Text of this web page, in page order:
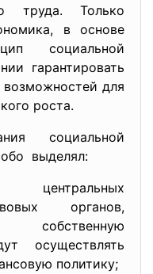
труда. Только
в основе
социальной
гарантировать
для
роста.
социальной
выделял:
органов,
осуществлять
политику;